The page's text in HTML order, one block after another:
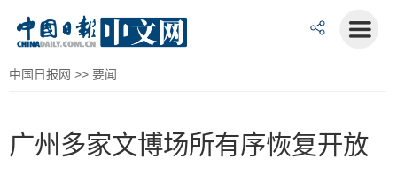
中国日报网 >> 要闻
广州多家文博场所有序恢复开放